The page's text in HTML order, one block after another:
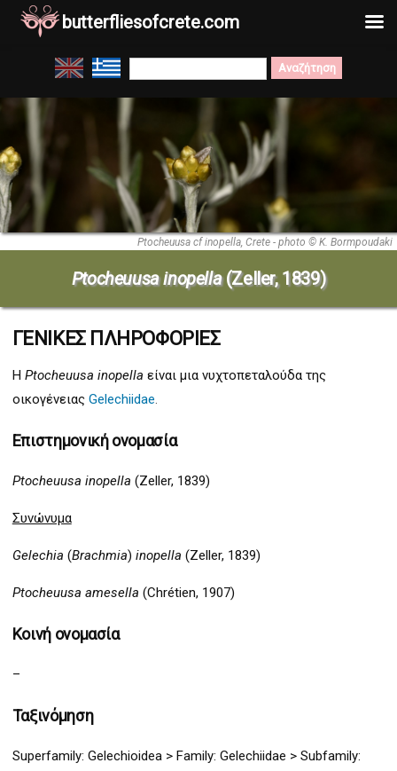
Μετάβαση
στο
περιεχόμενο
Search
for:
Ptocheuusa cf inopella, Crete - photo © K. Bormpoudaki
Ptocheuusa inopella (Zeller, 1839)
ΓΕΝΙΚΕΣ ΠΛΗΡΟΦΟΡΙΕΣ
Η Ptocheuusa inopella είναι μια νυχτοπεταλούδα της
οικογένειας Gelechiidae.
Επιστημονική ονομασία
Ptocheuusa inopella (Zeller, 1839)
Συνώνυμα
Gelechia (Brachmia) inopella (Zeller, 1839)
Ptocheuusa amesella (Chrétien, 1907)
Κοινή ονομασία
–
Ταξινόμηση
Superfamily: Gelechioidea > Family: Gelechiidae > Subfamily:
butterfliesofcrete.com